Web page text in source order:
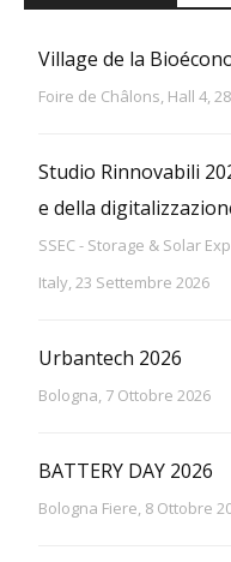
Village de la
Foire de Châlons, Hall 4,
Studio Rinnovabili
e della
SSEC - Storage & Solar
Italy, 23 Settembre 2026
Urbantech 2026
Bologna, 7 Ottobre 2026
BATTERY DAY 2026
Bologna Fiere, 8 Ottobre